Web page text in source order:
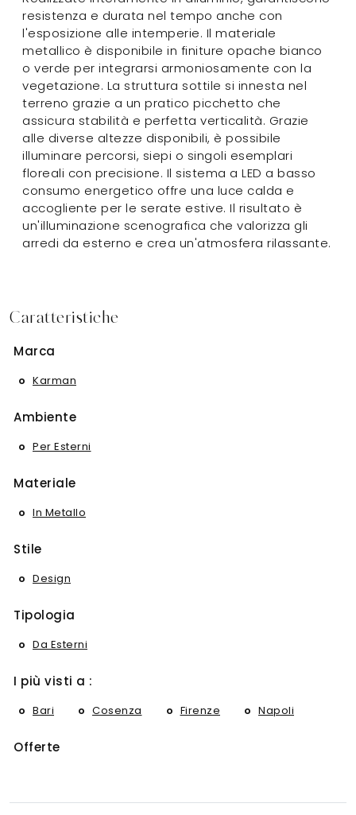
resistenza e durata nel tempo anche con
l'esposizione alle intemperie. Il materiale
metallico è disponibile in finiture opache bianco
o verde per integrarsi armoniosamente con la
vegetazione. La struttura sottile si innesta nel
terreno grazie a un pratico picchetto che
assicura stabilità e perfetta verticalità. Grazie
alle diverse altezze disponibili, è possibile
illuminare percorsi, siepi o singoli esemplari
floreali con precisione. Il sistema a LED a basso
consumo energetico offre una luce calda e
accogliente per le serate estive. Il risultato è
un'illuminazione scenografica che valorizza gli
arredi da esterno e crea un'atmosfera rilassante.
Caratteristiche
Marca
Karman
Ambiente
Per Esterni
Materiale
In Metallo
Stile
Design
Tipologia
Da Esterni
I più visti a :
Bari Cosenza Firenze Napoli
Offerte